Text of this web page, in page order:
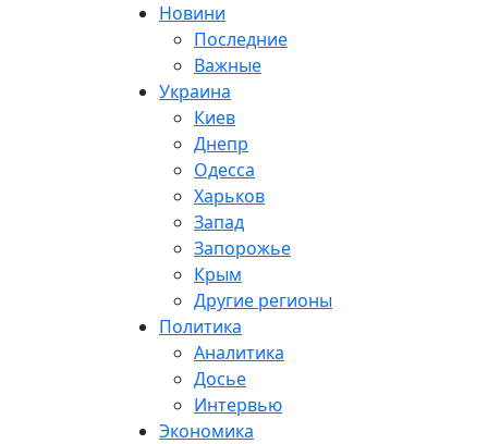
Новини
Последние
Важные
Украина
Киев
Днепр
Одесса
Харьков
Запад
Запорожье
Крым
Другие регионы
Политика
Аналитика
Досье
Интервью
Экономика